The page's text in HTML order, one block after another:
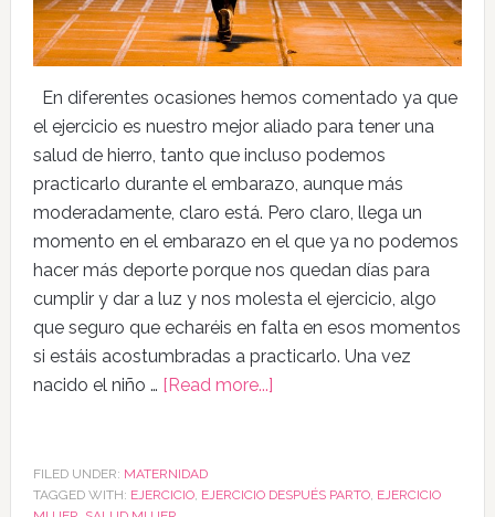
En diferentes ocasiones hemos comentado ya que
el ejercicio es nuestro mejor aliado para tener una
salud de hierro, tanto que incluso podemos
practicarlo durante el embarazo, aunque más
moderadamente, claro está. Pero claro, llega un
momento en el embarazo en el que ya no podemos
hacer más deporte porque nos quedan días para
cumplir y dar a luz y nos molesta el ejercicio, algo
que seguro que echaréis en falta en esos momentos
si estáis acostumbradas a practicarlo. Una vez
nacido el niño … [Read more...]
FILED UNDER: MATERNIDAD
TAGGED WITH: EJERCICIO, EJERCICIO DESPUÉS PARTO, EJERCICIO